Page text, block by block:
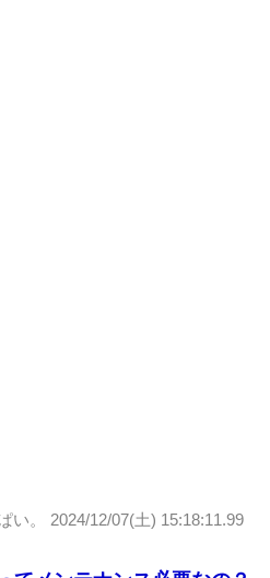
い。 2024/12/07(土) 15:18:11.99